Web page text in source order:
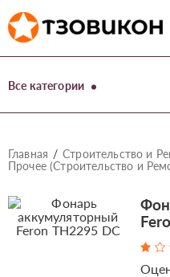
Все категории
Главная
Строительство и
Прочее (Строительство и